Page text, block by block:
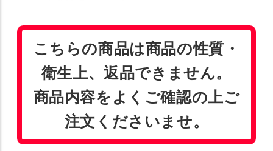
こちらの商品は商品の性質・
衛生上、返品できません。
商品内容をよくご確認の上ご
注文くださいませ。